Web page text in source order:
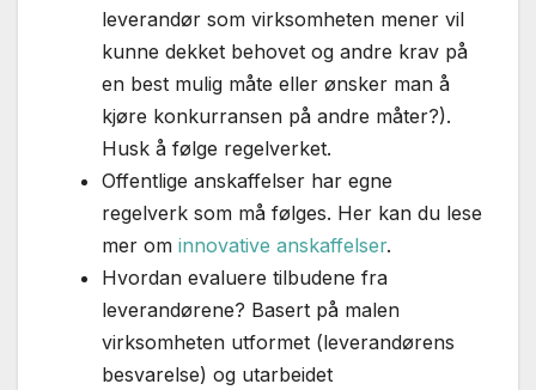
leverandør som virksomheten mener vil
kunne dekket behovet og andre krav på
en best mulig måte eller ønsker man å
kjøre konkurransen på andre måter?).
Husk å følge regelverket.
Offentlige anskaffelser har egne
regelverk som må følges. Her kan du lese
mer om innovative anskaffelser.
Hvordan evaluere tilbudene fra
leverandørene? Basert på malen
virksomheten utformet (leverandørens
besvarelse) og utarbeidet